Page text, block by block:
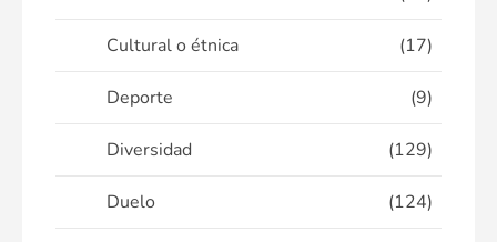
Cultural o étnica (17)
Deporte (9)
Diversidad (129)
Duelo (124)